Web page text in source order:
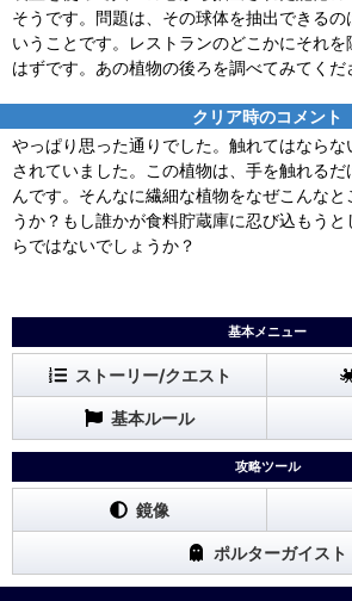
そうです。問題は、その球体を抽出できるの
いうことです。レストランのどこかにそれ
はずです。あの植物の後ろを調べてみてくだ
クリア時のコメント
やっぱり思った通りでした。触れてはなら
されていました。この植物は、手を触れるだ
んです。そんなに繊細な植物をなぜこんなと
うか？もし誰かが食料貯蔵庫に忍び込もう
らではないでしょうか？
基本メニュー
ストーリー/クエスト
基本ルール
攻略ツール
鏡像
ポルターガイスト